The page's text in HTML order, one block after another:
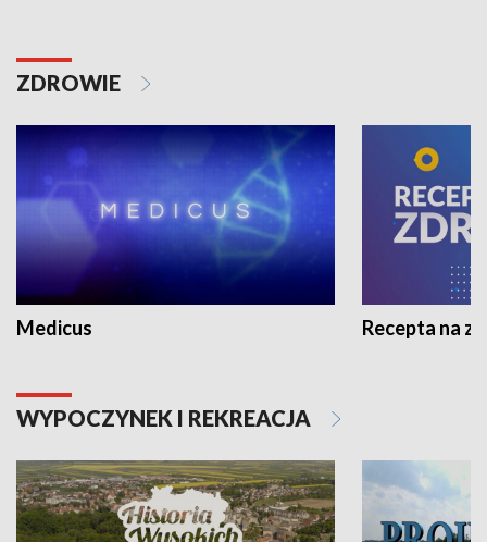
ZDROWIE
Medicus Recepta na
WYPOCZYNEK I REKREACJA